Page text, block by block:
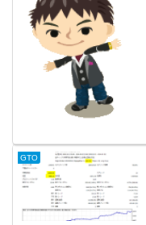
GTO